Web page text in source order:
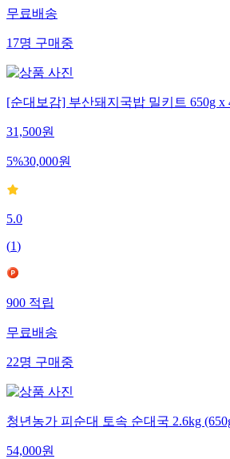
무료배송
17명구매중
[순대보감] 부산돼지국밥 밀키트 650g x
31,500원
5%30,000원
5.0
(1)
900적립
무료배송
22명구매중
청년농가 피순대 토속 순대국 2.6kg
54,000원